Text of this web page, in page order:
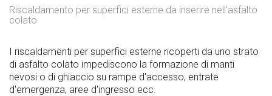
Riscaldamento per superfici esterne da inserire nell'asfalto
colato
I riscaldamenti per superfici esterne ricoperti da uno strato
di asfalto colato impediscono la formazione di manti
nevosi o di ghiaccio su rampe d'accesso, entrate
d'emergenza, aree d'ingresso ecc.